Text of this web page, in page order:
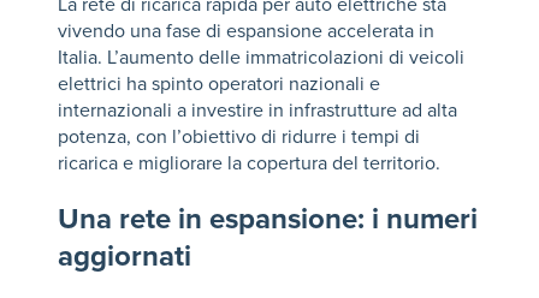
La rete di ricarica rapida per auto elettriche sta
vivendo una fase di espansione accelerata in
Italia. L’aumento delle immatricolazioni di veicoli
elettrici ha spinto operatori nazionali e
internazionali a investire in infrastrutture ad alta
potenza, con l’obiettivo di ridurre i tempi di
ricarica e migliorare la copertura del territorio.
Una rete in espansione: i numeri
aggiornati